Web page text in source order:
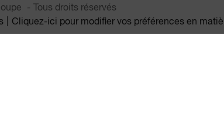
Tous droits réservés
Cliquez-ici pour modifier vos préférences en